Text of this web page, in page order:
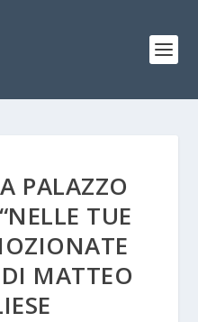
PALAZZO
TUE
MATTEO